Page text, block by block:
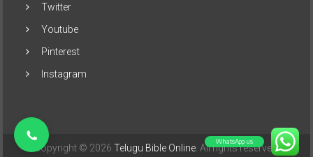
Twitter
Youtube
Pinterest
Instagram
Copyright © 2026 Telugu Bible Online. All rights reserved.
WhatsApp us